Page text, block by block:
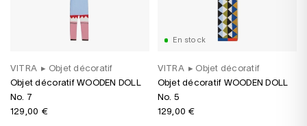
VITRA ▸ Objet décoratif
Objet décoratif WOODEN DOLL
No. 7
129,00 €
En stock
VITRA ▸ Objet décoratif
Objet décoratif WOODEN DOLL
No. 5
129,00 €